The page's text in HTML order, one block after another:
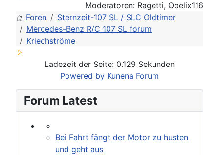
Moderatoren: Ragetti, Obelix116
Foren
Sternzeit-107 SL / SLC Oldtimer
Mercedes-Benz R/C 107 SL forum
Kriechströme
Ladezeit der Seite: 0.129 Sekunden
Powered by Kunena Forum
Forum Latest
Bei Fahrt fängt der Motor zu husten
und geht aus